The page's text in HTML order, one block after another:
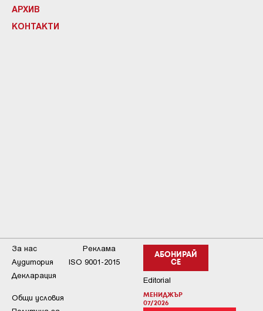
АРХИВ
КОНТАКТИ
АБОНИРАЙ
СЕ
Editorial
МЕНИДЖЪР
07/2026
За нас
Реклама
Аудитория
ISO 9001-2015
Декларация
Общи условия